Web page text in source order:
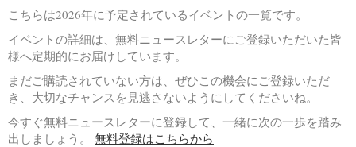
こちらは2026年に予定されているイベントの一覧です。
イベントの詳細は、無料ニュースレターにご登録いただいた皆
様へ定期的にお届けしています。
まだご購読されていない方は、ぜひこの機会にご登録いただ
き、大切なチャンスを見逃さないようにしてくださいね。
今すぐ無料ニュースレターに登録して、一緒に次の一歩を踏み
出しましょう。 無料登録はこちらから